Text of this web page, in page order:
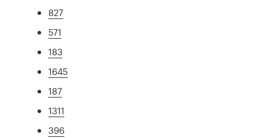
827
571
183
1645
187
1311
396